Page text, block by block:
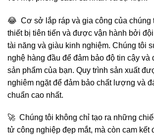
😂 Cơ sở lắp ráp và gia công của chúng
thiết bị tiên tiến và được vận hành bởi
tài năng và giàu kinh nghiệm. Chúng tôi
nghệ hàng đầu để đảm bảo độ tin cậy và
sản phẩm của bạn. Quy trình sản xuất
nghiêm ngặt để đảm bảo chất lượng và
chuẩn cao nhất.
🚀 Chúng tôi không chỉ tạo ra những
tử công nghiệp đẹp mắt, mà còn cam kết